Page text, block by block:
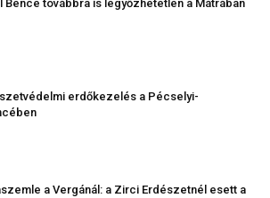
Bence továbbra is legyőzhetetlen a Mátrában
erdőkezelés a Pécselyi-
a Vergánál: a Zirci Erdészetnél esett a